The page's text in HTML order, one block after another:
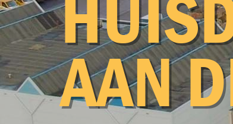
Expertises
AAN